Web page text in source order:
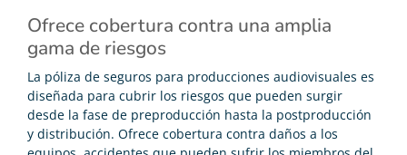
Ofrece cobertura contra una amplia
gama de riesgos
La póliza de seguros para producciones audiovisuales es
diseñada para cubrir los riesgos que pueden surgir
desde la fase de preproducción hasta la postproducción
y distribución. Ofrece cobertura contra daños a los